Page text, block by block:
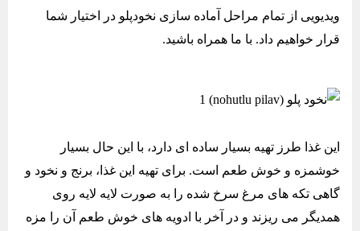
ویدیویی از تمام مراحل آماده سازی نخودپلو در اختیار شما
قرار خواهیم داد. با ما همراه باشید.
این غذا طرز تهیه بسیار ساده ای دارد، با این حال بسیار
خوشمزه و خوش طعم است. برای تهیه این غذا، برنج و نخود و
گاهی تکه های مرغ سرخ شده را به صورت لایه لایه روی
همدیگر می ریزند و در آخر با ادویه های خوش طعم آن را مزه